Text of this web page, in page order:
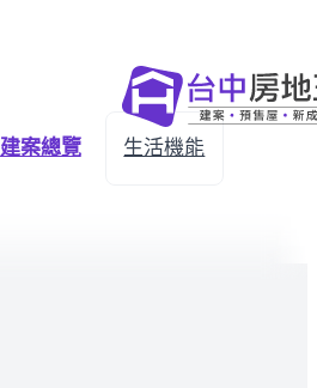
建案總覽 生活機能